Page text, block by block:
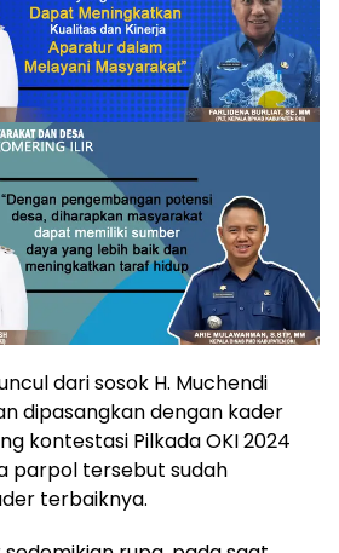
dari sosok H. Muchendi
dipasangkan dengan kader
kontestasi Pilkada OKI 2024
parpol tersebut sudah
terbaiknya.